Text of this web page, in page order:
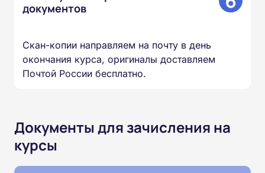
документов
Скан-копии направляем на почту в день
окончания курса, оригиналы доставляем
Почтой России бесплатно.
Документы для зачисления на
курсы